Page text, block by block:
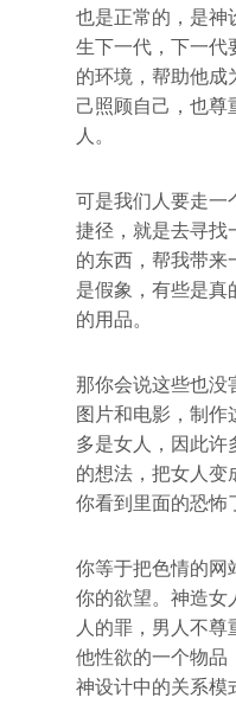
也是正常的，是神
生下一代，下一代
的环境，帮助他成
己照顾自己，也尊
人。
可是我们人要走一
捷径，就是去寻找
的东西，帮我带来
是假象，有些是真
的用品。
那你会说这些也没
图片和电影，制作
多是女人，因此许
的想法，把女人变
你看到里面的恐怖
你等于把色情的网
你的欲望。神造女
人的罪，男人不尊
他性欲的一个物品
神设计中的关系模